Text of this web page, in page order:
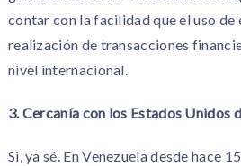
contar con la facilidad que el uso de
realización de transacciones
nivel internacional.
3. Cercanía con los Estados Unidos
Si, ya sé. En Venezuela desde hace